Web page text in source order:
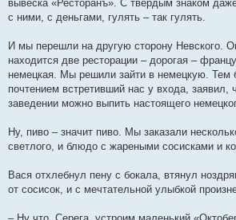
вывеска «Ресторанъ». С твердым знаком
с ними, с деньгами, гулять – так гулять.
И мы перешли на другую сторону Невского.
находится две ресторации – дорогая –
немецкая. Мы решили зайти в немецкую. Тем
почтением встретивший нас у входа, заявил,
заведении можно выпить настоящего
Ну, пиво – значит пиво. Мы заказали
светлого, и блюдо с жареными сосисками и
Вася отхлебнул пену с бокала, втянул
от сосисок, и с мечтательной улыбкой